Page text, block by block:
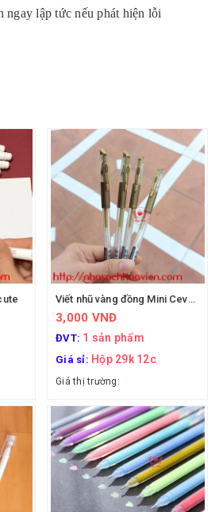
ngay lập tức nếu phát hiện lỗi
Viết nhũ vàng đồng Mini Cevava
3,000 VNĐ
ĐVT: 1 sản phẩm
Giá sỉ: Hộp 29k 12c
Giá thị trường: